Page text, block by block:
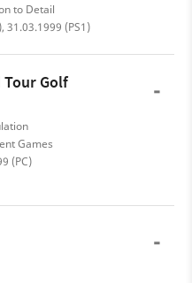
to Detail
31.03.1999 (PS1)
Tour Golf
Games
(PC)
-
-